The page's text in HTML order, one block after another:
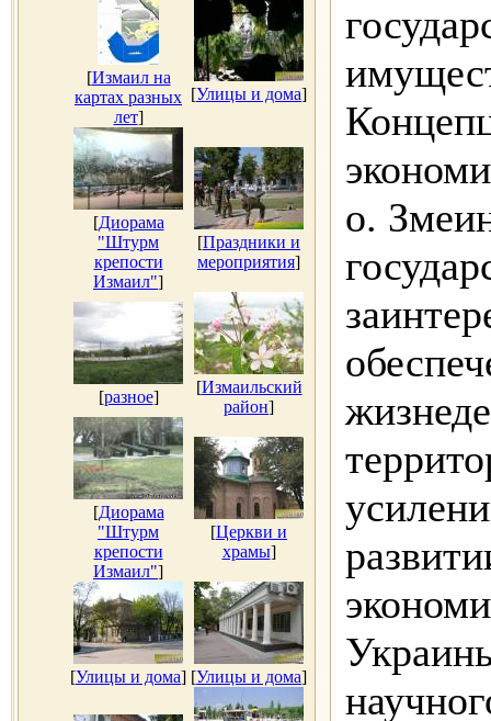
[Измаил на
картах разных
лет]
[Улицы и дома]
[Диорама
"Штурм
крепости
Измаил"]
[Праздники и
мероприятия]
[разное]
[Измаильский
район]
[Диорама
"Штурм
крепости
Измаил"]
[Церкви и
храмы]
[Улицы и дома] [Улицы и дома]
о.